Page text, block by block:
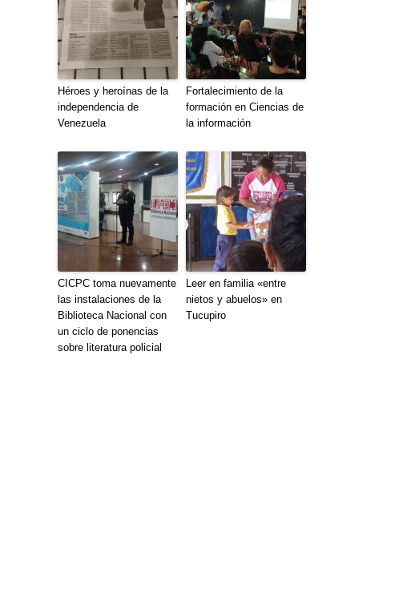
Héroes y heroínas de la
independencia de
Venezuela
Fortalecimiento de la
formación en Ciencias de
la información
CICPC toma nuevamente
las instalaciones de la
Biblioteca Nacional con
un ciclo de ponencias
sobre literatura policial
Leer en familia «entre
nietos y abuelos» en
Tucupiro